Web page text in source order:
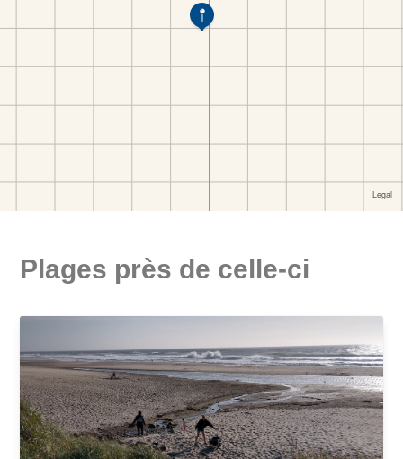
Plages près de celle-ci